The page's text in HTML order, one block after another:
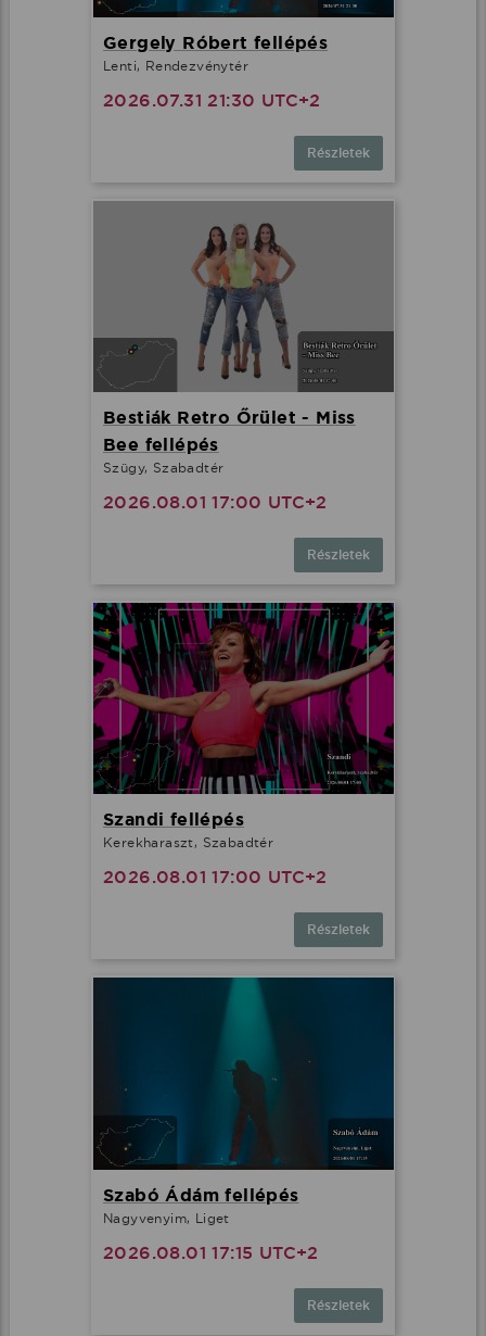
Gergely Róbert fellépés
Lenti, Rendezvénytér
2026.07.31 21:30 UTC+2
Részletek
Bestiák Retro Őrület - Miss
Bee fellépés
Szügy, Szabadtér
2026.08.01 17:00 UTC+2
Részletek
Szandi fellépés
Kerekharaszt, Szabadtér
2026.08.01 17:00 UTC+2
Részletek
Szabó Ádám fellépés
Nagyvenyim, Liget
2026.08.01 17:15 UTC+2
Részletek